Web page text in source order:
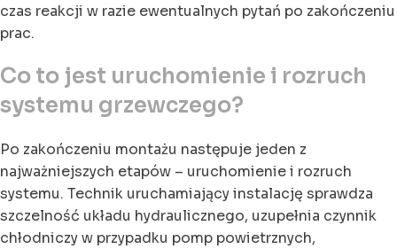
czas reakcji w razie ewentualnych pytań po zakończeniu
prac.
Co to jest uruchomienie i rozruch
systemu grzewczego?
Po zakończeniu montażu następuje jeden z
najważniejszych etapów – uruchomienie i rozruch
systemu. Technik uruchamiający instalację sprawdza
szczelność układu hydraulicznego, uzupełnia czynnik
chłodniczy w przypadku pomp powietrznych,